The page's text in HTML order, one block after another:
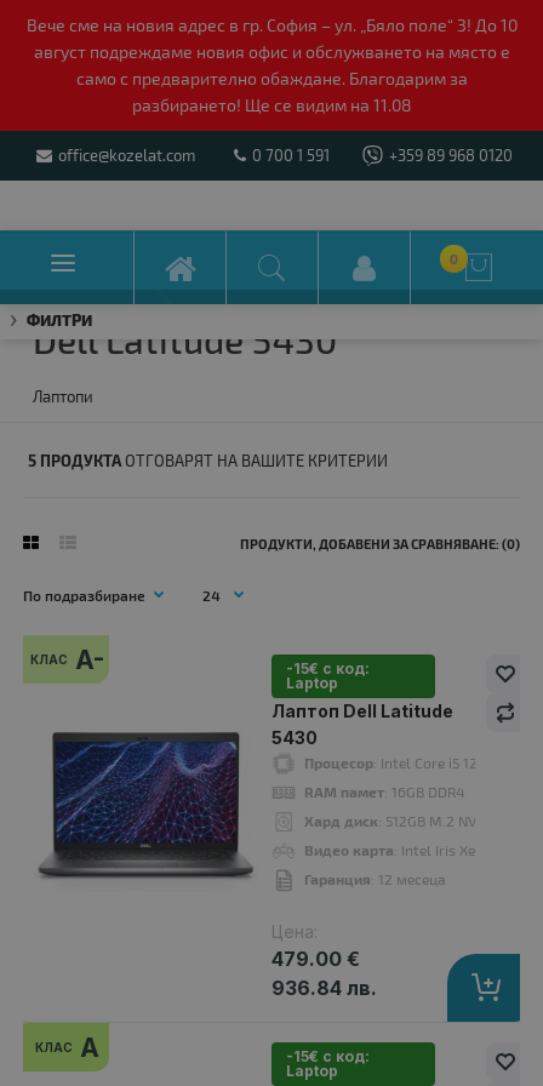
Вече сме на новия адрес в гр. София – ул. „Бяло поле“ 3! До 10
август подреждаме новия офис и обслужването на място е
само с предварително обаждане. Благодарим за
разбирането! Ще се видим на 11.08
office@kozelat.com 0 700 1 591 +359 89 968 0120
 0 
ФИЛТРИ
Dell Latitude 5430
Лаптопи
5 ПРОДУКТАОТГОВАРЯТ НА ВАШИТЕ КРИТЕРИИ
ПРОДУКТИ, ДОБАВЕНИ ЗА СРАВНЯВАНЕ: (0)
A-
клас
479.00 €
КЛАС A-
-15€ с код:
Laptop
Лаптоп Dell Latitude
5430
Процесор: Intel Core i5 1245U up
RAM памет: 16GB DDR4
Хард диск: 512GB M.2 NVMe SSD
Видео карта: Intel Iris Xe Graphics
Гаранция: 12 месеца
Цена:
479.00 €
936.84 лв.
КЛАС A
-15€ с код:
Laptop